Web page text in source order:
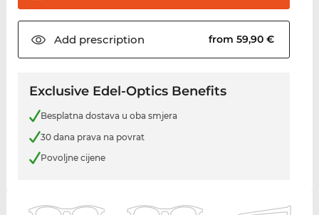
Add prescription from 59,90 €
Exclusive Edel-Optics Benefits
Besplatna dostava u oba smjera
30 dana prava na povrat
Povoljne cijene